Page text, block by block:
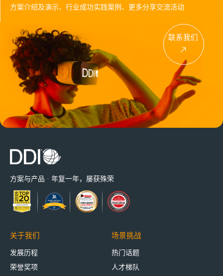
方案介绍及演示、行业成功实践案例、更多分享交流活动
联系我们
方案与产品 · 年复一年，屡获殊荣
关于我们
发展历程
荣誉奖项
场景挑战
热门话题
人才梯队